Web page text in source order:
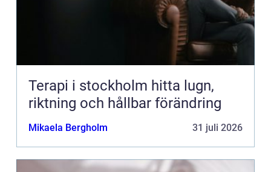
Terapi i stockholm hitta lugn,
riktning och hållbar förändring
Mikaela Bergholm 31 juli 2026